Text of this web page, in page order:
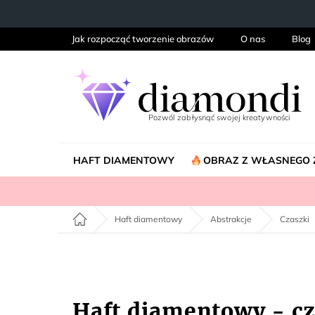
Jak rozpocząć tworzenie obrazów O nas Blog
HAFT DIAMENTOWY OBRAZ Z WŁASNEGO
Home Haft diamentowy Abstrakcje Czaszki